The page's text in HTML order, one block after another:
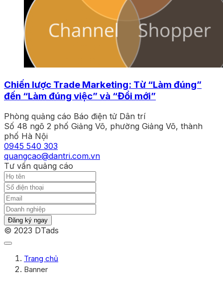
Chiến lược Trade Marketing: Từ “Làm đúng”
đến “Làm đúng việc” và “Đổi mới”
Phòng quảng cáo Báo điện tử Dân trí
Số 48 ngõ 2 phố Giảng Võ, phường Giảng Võ, thành
phố Hà Nội
0945 540 303
quangcao@dantri.com.vn
Tư vấn quảng cáo
Đăng ký ngay
© 2023 DTads
Trang chủ
Banner